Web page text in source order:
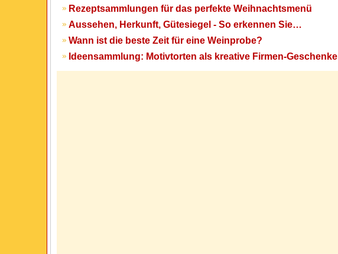
Rezeptsammlungen für das perfekte Weihnachtsmenü
Aussehen, Herkunft, Gütesiegel - So erkennen Sie…
Wann ist die beste Zeit für eine Weinprobe?
Ideensammlung: Motivtorten als kreative Firmen-Geschenke